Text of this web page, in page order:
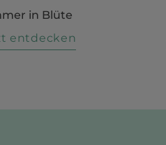
in Blüte
entdecken